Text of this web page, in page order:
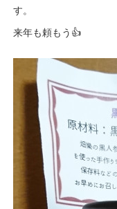
す。
来年も頼もう👍